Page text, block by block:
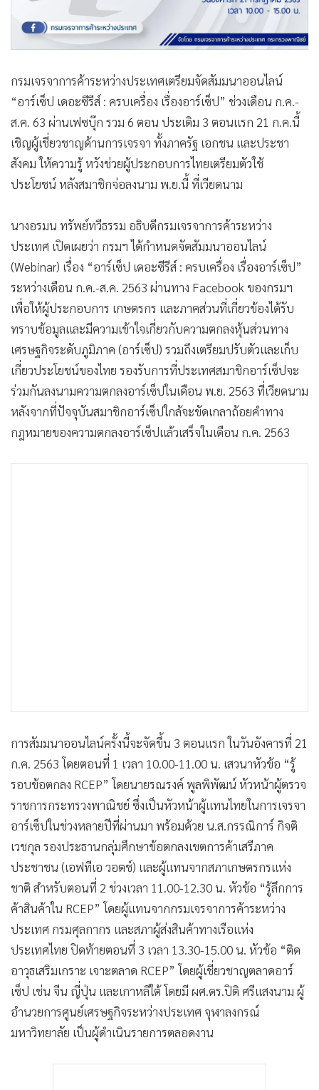
Special Scoop
เศรษฐกิจ-ธุรกิจ
• ชุมชน-คุณภาพชีวิต
• อาชญากรรม
• Motoring
• เกม
• วิทยาศาสตร์
• SMEs
• อินโดจีน
• กองทุนรวม
• Celeb Online
Factcheck
ญี่ปุ่น
News1
• Gotomanager
กรมเจรจาการค้าระหว่างประเทศเตรียมจัดสัมมนาออนไลน์
“อาร์เซ็ป เดอะซีรีส์ : ครบเครื่อง เรื่องอาร์เซ็ป” ช่วงเดือน ก.ค.-
ส.ค. 63 ผ่านเฟซบุ๊ก รวม 6 ตอน ประเดิม 3 ตอนแรก 21 ก.ค.นี้
เชิญผู้เชี่ยวชาญด้านการเจรจา ทั้งภาครัฐ เอกชน และประชา
สังคม ให้ความรู้ หวังช่วยผู้ประกอบการไทยเตรียมตัวใช้
ประโยชน์ หลังสมาชิกจ่อลงนาม พ.ย.นี้ ที่เวียดนาม
นางอรมน ทรัพย์ทวีธรรม อธิบดีกรมเจรจาการค้าระหว่าง
ประเทศ เปิดเผยว่า กรมฯ ได้กำหนดจัดสัมมนาออนไลน์
(Webinar) เรื่อง “อาร์เซ็ป เดอะซีรีส์ : ครบเครื่อง เรื่องอาร์เซ็ป”
ระหว่างเดือน ก.ค.-ส.ค. 2563 ผ่านทาง Facebook ของกรมฯ
เพื่อให้ผู้ประกอบการ เกษตรกร และภาคส่วนที่เกี่ยวข้องได้รับ
ทราบข้อมูลและมีความเข้าใจเกี่ยวกับความตกลงหุ้นส่วนทาง
เศรษฐกิจระดับภูมิภาค (อาร์เซ็ป) รวมถึงเตรียมปรับตัวและเก็บ
เกี่ยวประโยชน์ของไทย รองรับการที่ประเทศสมาชิกอาร์เซ็ปจะ
ร่วมกันลงนามความตกลงอาร์เซ็ปในเดือน พ.ย. 2563 ที่เวียดนาม
หลังจากที่ปัจจุบันสมาชิกอาร์เซ็ปใกล้จะขัดเกลาถ้อยคำทาง
กฎหมายของความตกลงอาร์เซ็ปแล้วเสร็จในเดือน ก.ค. 2563
การสัมมนาออนไลน์ครั้งนี้จะจัดขึ้น 3 ตอนแรก ในวันอังคารที่ 21
ก.ค. 2563 โดยตอนที่ 1 เวลา 10.00-11.00 น. เสวนาหัวข้อ “รู้
รอบข้อตกลง RCEP” โดยนายรณรงค์ พูลพิพัฒน์ หัวหน้าผู้ตรวจ
ราชการกระทรวงพาณิชย์ ซึ่งเป็นหัวหน้าผู้แทนไทยในการเจรจา
อาร์เซ็ปในช่วงหลายปีที่ผ่านมา พร้อมด้วย น.ส.กรรณิการ์ กิจติ
เวชกุล รองประธานกลุ่มศึกษาข้อตกลงเขตการค้าเสรีภาค
ประชาชน (เอฟทีเอ วอตช์) และผู้แทนจากสภาเกษตรกรแห่ง
ชาติ สำหรับตอนที่ 2 ช่วงเวลา 11.00-12.30 น. หัวข้อ “รู้ลึกการ
ค้าสินค้าใน RCEP” โดยผู้แทนจากกรมเจรจาการค้าระหว่าง
ประเทศ กรมศุลกากร และสภาผู้ส่งสินค้าทางเรือแห่ง
ประเทศไทย ปิดท้ายตอนที่ 3 เวลา 13.30-15.00 น. หัวข้อ “ติด
อาวุธเสริมเกราะ เจาะตลาด RCEP” โดยผู้เชี่ยวชาญตลาดอาร์
เซ็ป เช่น จีน ญี่ปุ่น และเกาหลีใต้ โดยมี ผศ.ดร.ปิติ ศรีแสงนาม ผู้
อำนวยการศูนย์เศรษฐกิจระหว่างประเทศ จุฬาลงกรณ์
มหาวิทยาลัย เป็นผู้ดำเนินรายการตลอดงาน